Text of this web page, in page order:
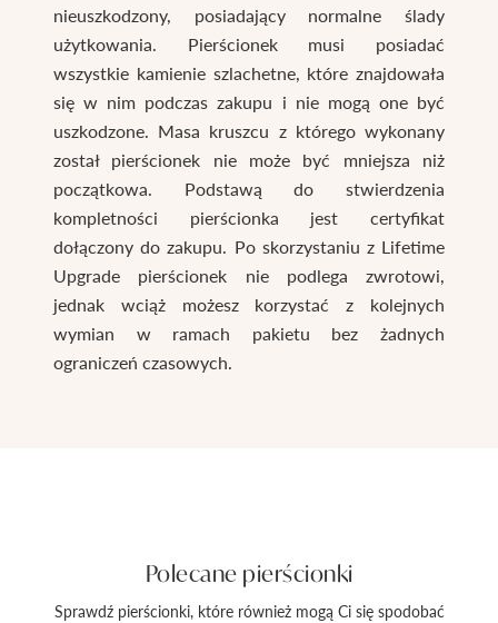
nieuszkodzony, posiadający normalne ślady
użytkowania. Pierścionek musi posiadać
wszystkie kamienie szlachetne, które znajdowała
się w nim podczas zakupu i nie mogą one być
uszkodzone. Masa kruszcu z którego wykonany
został pierścionek nie może być mniejsza niż
początkowa. Podstawą do stwierdzenia
kompletności pierścionka jest certyfikat
dołączony do zakupu. Po skorzystaniu z Lifetime
Upgrade pierścionek nie podlega zwrotowi,
jednak wciąż możesz korzystać z kolejnych
wymian w ramach pakietu bez żadnych
ograniczeń czasowych.
Polecane pierścionki
Sprawdź pierścionki, które również mogą Ci się spodobać